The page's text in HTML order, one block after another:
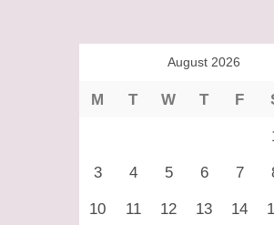
August 2026
M T W T F
3 4 5 6 7
10 11 12 13 14